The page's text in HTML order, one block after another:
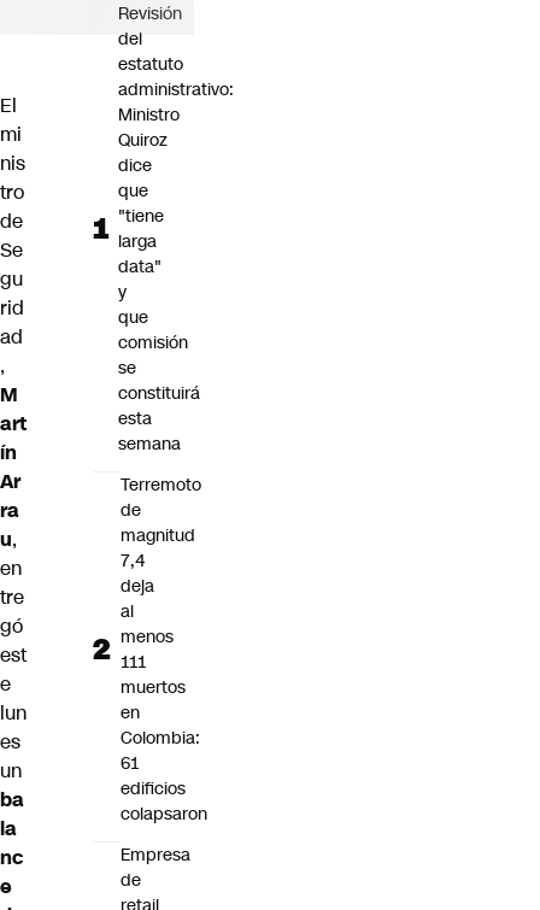
El
mi
nis
tro
de
Se
gu
rid
ad
,
M
art
ín
Ar
ra
u,
en
tre
gó
est
e
lun
es
un
ba
la
nc
e
Revisión
del
estatuto
administrativo:
Ministro
Quiroz
dice
que
"tiene
larga
data"
y
que
comisión
se
constituirá
esta
semana
Terremoto
de
magnitud
7,4
deja
al
menos
111
muertos
en
Colombia:
61
edificios
colapsaron
Empresa
de
retail